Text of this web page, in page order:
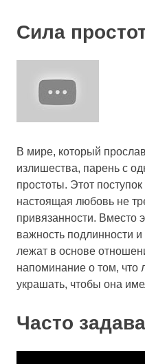
Сила
В мире, который
излишества, парень с
простоты. Этот
настоящая любовь не
привязанности. Вместо
важность подлинности
лежат в основе
напоминание о том, что
украшать, чтобы она
Часто